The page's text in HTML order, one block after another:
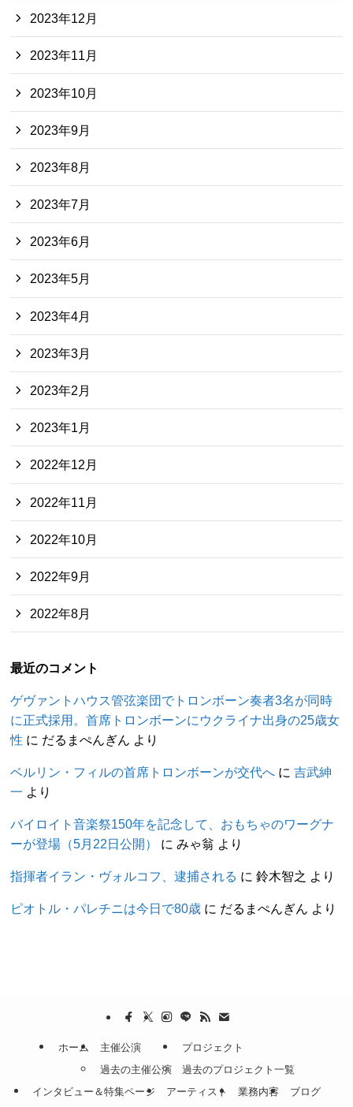
2023年12月
2023年11月
2023年10月
2023年9月
2023年8月
2023年7月
2023年6月
2023年5月
2023年4月
2023年3月
2023年2月
2023年1月
2022年12月
2022年11月
2022年10月
2022年9月
2022年8月
最近のコメント
ゲヴァントハウス管弦楽団でトロンボーン奏者3名が同時
に正式採用。首席トロンボーンにウクライナ出身の25歳女
性 に だるまぺんぎん より
ベルリン・フィルの首席トロンボーンが交代へ に吉武紳
一 より
バイロイト音楽祭150年を記念して、おもちゃのワーグナ
ーが登場（5月22日公開）
にみゃ翁 より
指揮者イラン・ヴォルコフ、逮捕される に鈴木智之 より
ピオトル・パレチニは今日で80歳 に だるまぺんぎん より
ホーム
主催公演
過去の主催公演
プロジェクト
過去のプロジェクト一覧
インタビュー＆特集ページ
アーティスト 業務内容 ブログ